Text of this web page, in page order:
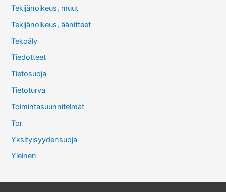
Tekijänoikeus, muut
Tekijänoikeus, äänitteet
Tekoäly
Tiedotteet
Tietosuoja
Tietoturva
Toimintasuunnitelmat
Tor
Yksityisyydensuoja
Yleinen